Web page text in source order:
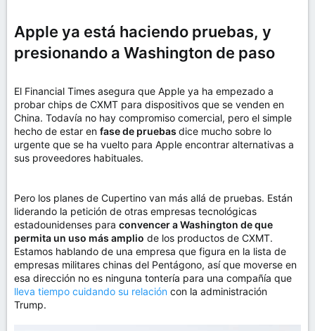
Apple ya está haciendo pruebas, y
presionando a Washington de paso
El Financial Times asegura que Apple ya ha empezado a
probar chips de CXMT para dispositivos que se venden en
China. Todavía no hay compromiso comercial, pero el simple
hecho de estar en fase de pruebas dice mucho sobre lo
urgente que se ha vuelto para Apple encontrar alternativas a
sus proveedores habituales.
Pero los planes de Cupertino van más allá de pruebas. Están
liderando la petición de otras empresas tecnológicas
estadounidenses para convencer a Washington de que
permita un uso más amplio de los productos de CXMT.
Estamos hablando de una empresa que figura en la lista de
empresas militares chinas del Pentágono, así que moverse en
esa dirección no es ninguna tontería para una compañía que
lleva tiempo cuidando su relación con la administración
Trump.